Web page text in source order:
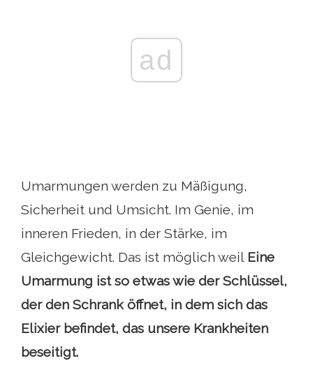
ad
Umarmungen werden zu Mäßigung,
Sicherheit und Umsicht. Im Genie, im
inneren Frieden, in der Stärke, im
Gleichgewicht. Das ist möglich weil Eine
Umarmung ist so etwas wie der Schlüssel,
der den Schrank öffnet, in dem sich das
Elixier befindet, das unsere Krankheiten
beseitigt.